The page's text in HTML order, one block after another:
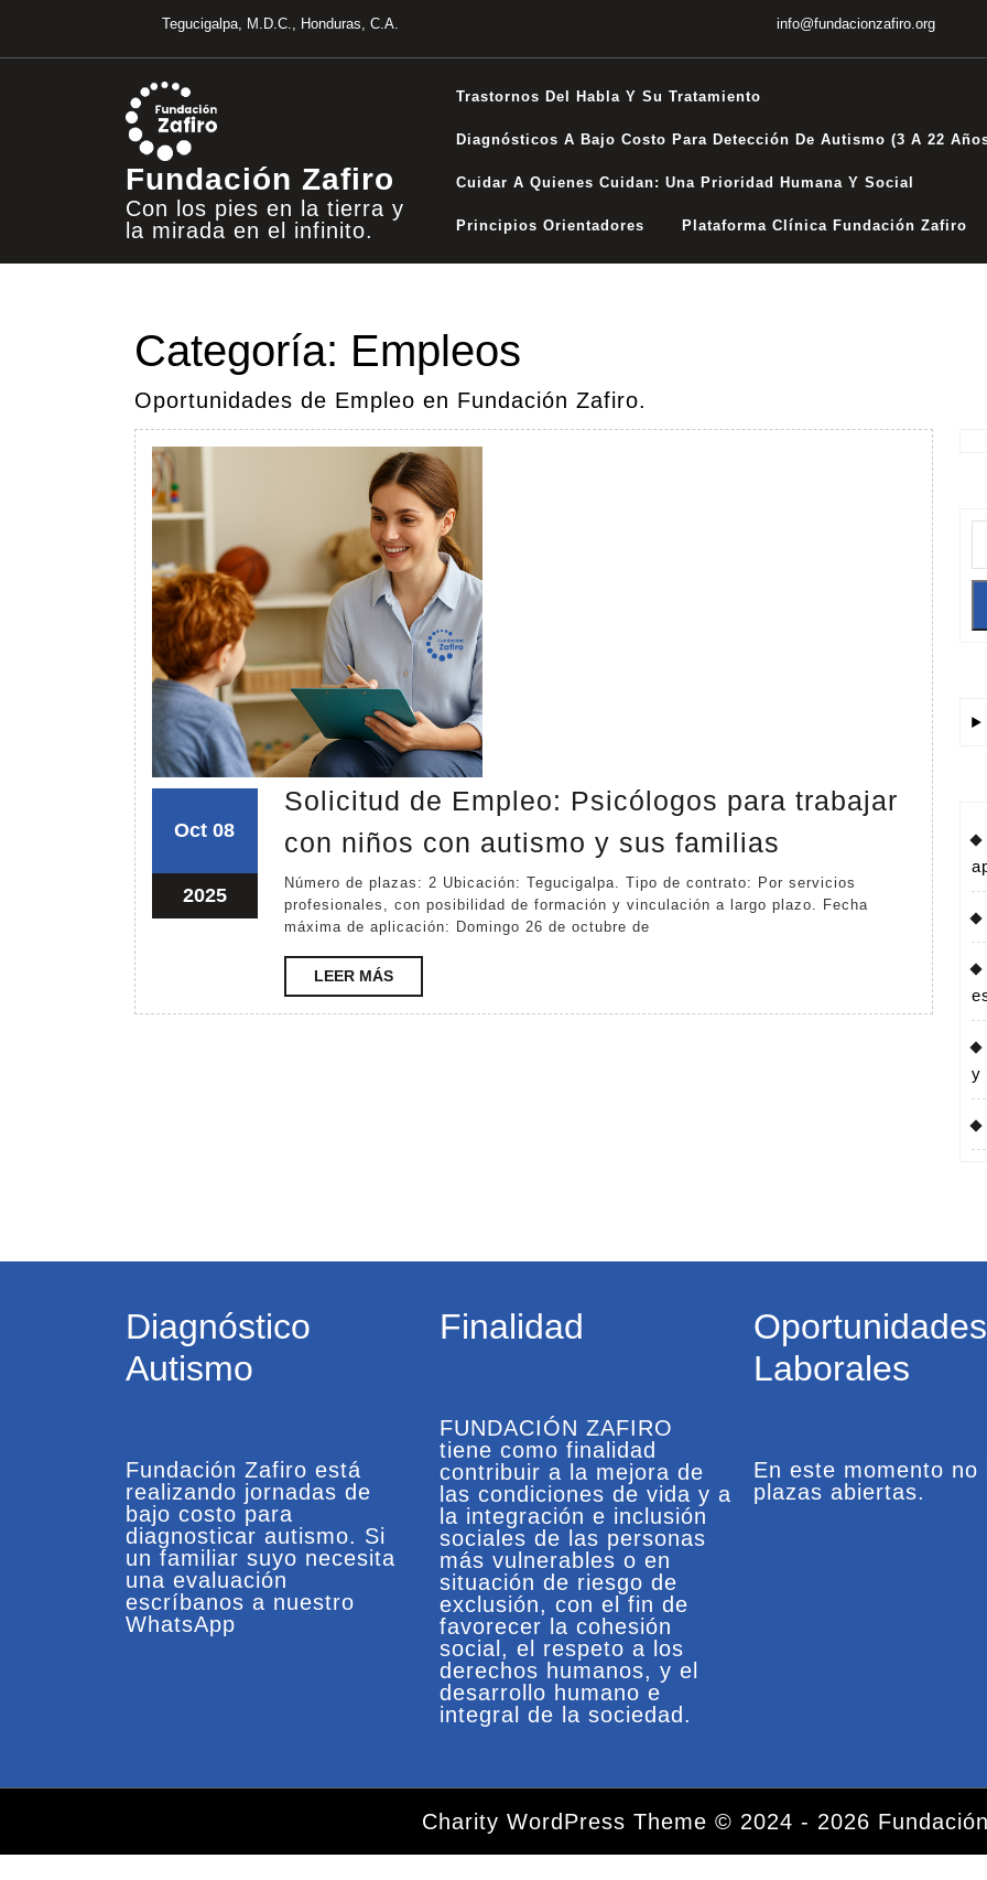
contenido
Tegucigalpa, M.D.C., Honduras, C.A. info@fundacionzafiro.org
Fundación Zafiro
Con los pies en la tierra y
la mirada en el infinito.
Trastornos Del Habla Y Su Tratamiento
Diagnósticos A Bajo Costo Para Detección De Autismo (3 A 22
Cuidar A Quienes Cuidan: Una Prioridad Humana Y Social
Principios Orientadores Plataforma Clínica Fundación Zafiro
Categoría: Empleos
Oportunidades de Empleo en Fundación Zafiro.
Octoctubre
2025
08octubre
2025octubre
8,
Solicitud de Empleo: Psicólogos para trabajar
con niños con autismo y sus familias
Empleo:
Número de plazas: 2 Ubicación: Tegucigalpa. Tipo de contrato: Por servicios
profesionales, con posibilidad de formación y vinculación a largo plazo. Fecha
máxima de aplicación: Domingo 26 de octubre de
LEER MÁSLEER
MÁS
y
Diagnóstico
Autismo
Fundación Zafiro está
realizando jornadas de
bajo costo para
diagnosticar autismo. Si
un familiar suyo necesita
una evaluación
escríbanos a nuestro
WhatsApp
Finalidad
FUNDACIÓN ZAFIRO
tiene como finalidad
contribuir a la mejora de
las condiciones de vida y a
la integración e inclusión
sociales de las personas
más vulnerables o en
situación de riesgo de
exclusión, con el fin de
favorecer la cohesión
social, el respeto a los
derechos humanos, y el
desarrollo humano e
integral de la sociedad.
Oportunidades
Laborales
En este momento no
plazas abiertas.
Charity WordPress Theme © 2024 - 2026